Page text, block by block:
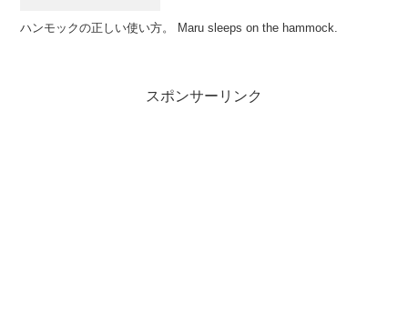
ハンモックの正しい使い方。 Maru sleeps on the hammock.
スポンサーリンク